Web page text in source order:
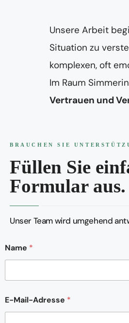
Unsere Arbeit
Situation zu
komplexen, oft
Im Raum
Vertrauen und
BRAUCHEN SIE
Füllen Sie
Formular aus.
Unser Team wird umgehend
Name *
E-Mail-Adresse *